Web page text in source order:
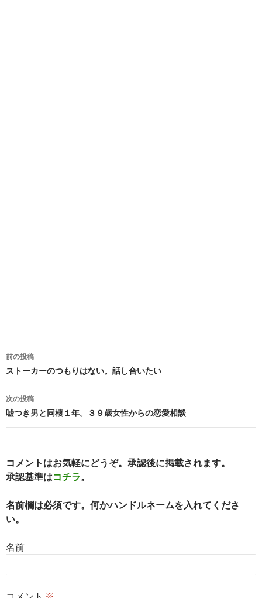
投
稿
ナ
ビ
ゲ
シ
ョ
ン
前の投稿
ストーカーのつもりはない。話し合いたい
次の投稿
嘘つき男と同棲１年。３９歳女性からの恋愛相談
コメントはお気軽にどうぞ。承認後に掲載されます。
承認基準はコチラ。
名前欄は必須です。何かハンドルネームを入れてくださ
い。
名前